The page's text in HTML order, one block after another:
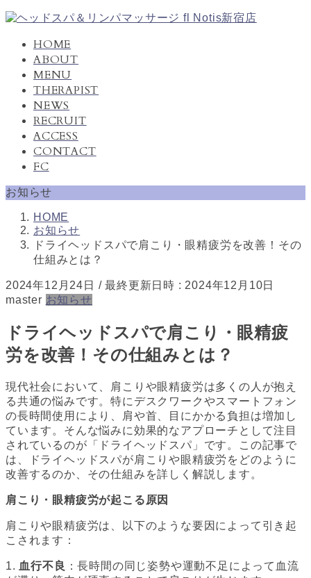
コ
ナ
HOME
ABOUT
MENU
THERAPIST
NEWS
RECRUIT
ACCESS
CONTACT
FC
お知らせ
HOME
お知らせ
ドライヘッドスパで肩こり・眼精疲労を改善！その
仕組みとは？
2024年12月24日 / 最終更新日時 : 2024年12月10日
master お知らせ
ドライヘッドスパで肩こり・眼精疲
労を改善！その仕組みとは？
現代社会において、肩こりや眼精疲労は多くの人が抱え
る共通の悩みです。特にデスクワークやスマートフォン
の長時間使用により、肩や首、目にかかる負担は増加し
ています。そんな悩みに効果的なアプローチとして注目
されているのが「ドライヘッドスパ」です。この記事で
は、ドライヘッドスパが肩こりや眼精疲労をどのように
改善するのか、その仕組みを詳しく解説します。
肩こり・眼精疲労が起こる原因
肩こりや眼精疲労は、以下のような要因によって引き起
こされます：
1. 血行不良 ：長時間の同じ姿勢や運動不足によって血流